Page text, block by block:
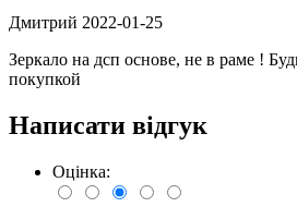
Дмитрий 2022-01-25
Зеркало на дсп основе, не в раме !
покупкой
Написати відгук
Оцінка: